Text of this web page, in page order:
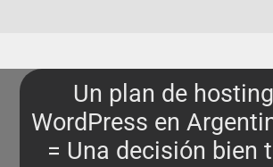
Un plan de
WordPress en
= Una decisión bien